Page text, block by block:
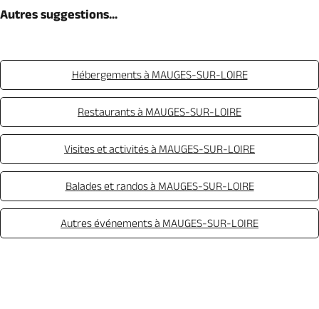
Autres suggestions...
Hébergements à MAUGES-SUR-LOIRE
Restaurants à MAUGES-SUR-LOIRE
Visites et activités à MAUGES-SUR-LOIRE
Balades et randos à MAUGES-SUR-LOIRE
Autres événements à MAUGES-SUR-LOIRE